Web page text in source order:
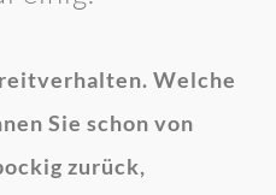
Welche
Sie schon von
zurück,